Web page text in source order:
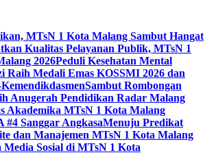
MTsN 1 Kota Malang Sambut Hangat
Kualitas Pelayanan Publik, MTsN 1
2026Peduli Kesehatan Mental
Raih Medali Emas KOSSMI 2026 dan
Sambut Rombongan
Anugerah Pendidikan Radar Malang
Akademika MTsN 1 Kota Malang
#4 Sanggar AngkasaMenuju Predikat
dan Manajemen MTsN 1 Kota Malang
Sosial di MTsN 1 Kota